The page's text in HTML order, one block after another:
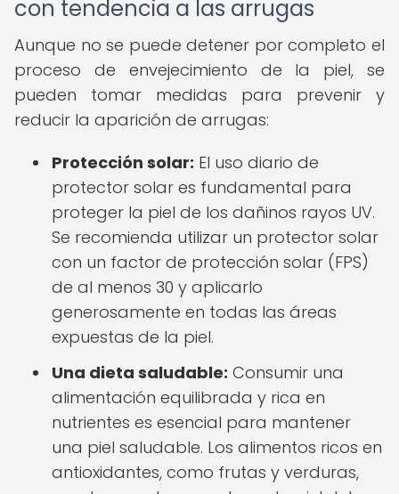
con tendencia a las arrugas
Aunque no se puede detener por completo el
proceso de envejecimiento de la piel, se
pueden tomar medidas para prevenir y
reducir la aparición de arrugas:
Protección solar: El uso diario de
protector solar es fundamental para
proteger la piel de los dañinos rayos UV.
Se recomienda utilizar un protector solar
con un factor de protección solar (FPS)
de al menos 30 y aplicarlo
generosamente en todas las áreas
expuestas de la piel.
Una dieta saludable: Consumir una
alimentación equilibrada y rica en
nutrientes es esencial para mantener
una piel saludable. Los alimentos ricos en
antioxidantes, como frutas y verduras,